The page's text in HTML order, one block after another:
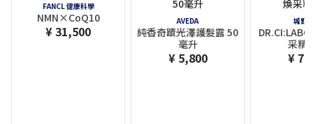
FANCL 健康科學
NMN×CoQ10
¥ 31,500
AVEDA
純香奇蹟光澤護髮露 50
毫升
¥ 5,800
城野
采精
¥